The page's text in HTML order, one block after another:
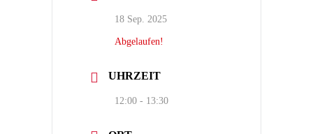
18 Sep. 2025
Abgelaufen!
UHRZEIT
12:00 - 13:30